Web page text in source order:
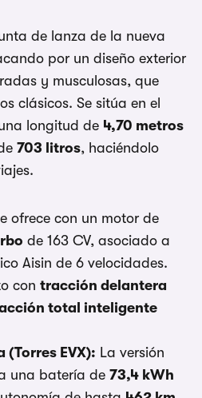
de lanza de la nueva
por un diseño exterior
y musculosas, que
clásicos. Se sitúa en el
longitud de 4,70 metros
703 litros, haciéndolo
ofrece con un motor de
de 163 CV, asociado a
Aisin de 6 velocidades.
con tracción delantera
total inteligente
(Torres EVX): La versión
una batería de 73,4 kWh